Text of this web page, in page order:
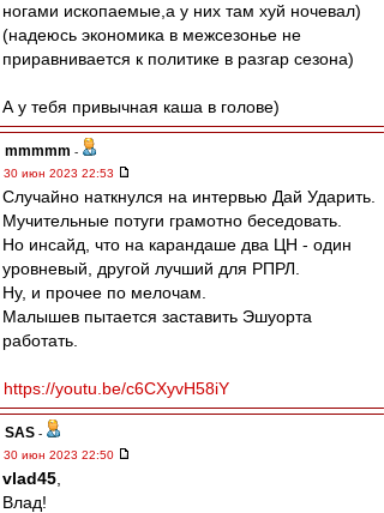
ногами ископаемые,а у них там хуй ночевал)
(надеюсь экономика в межсезонье не
приравнивается к политике в разгар сезона)
А у тебя привычная каша в голове)
mmmmm -
30 июн 2023 22:53
Случайно наткнулся на интервью Дай Ударить.
Мучительные потуги грамотно беседовать.
Но инсайд, что на карандаше два ЦН - один
уровневый, другой лучший для РПРЛ.
Ну, и прочее по мелочам.
Малышев пытается заставить Эшуорта
работать.
https://youtu.be/c6CXyvH58iY
SAS -
30 июн 2023 22:50
vlad45
Влад!